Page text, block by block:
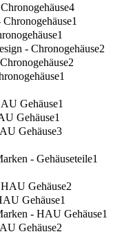
4
1
1
- Chronogehäuse2
2
1
Gehäuse1
Gehäuse1
Gehäuse3
- Gehäuseteile1
Gehäuse2
Gehäuse1
- HAU Gehäuse1
Gehäuse2